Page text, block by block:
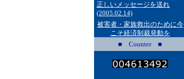
正しいメッセージを送れ
(2005.02.14)
被害者・家族救出のために今
こそ経済制裁発動を
■ Counter ■